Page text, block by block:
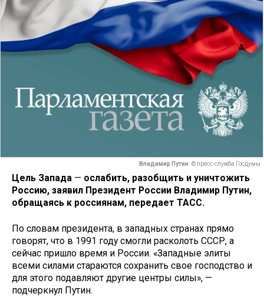
Владимир Путин © пресс-служба Госдумы
Цель Запада — ослабить, разобщить и уничтожить
Россию, заявил Президент России Владимир Путин,
обращаясь к россиянам, передает ТАСС.
По словам президента, в западных странах прямо
говорят, что в 1991 году смогли расколоть СССР, а
сейчас пришло время и России. «Западные элиты
всеми силами стараются сохранить свое господство и
для этого подавляют другие центры силы», —
подчеркнул Путин.